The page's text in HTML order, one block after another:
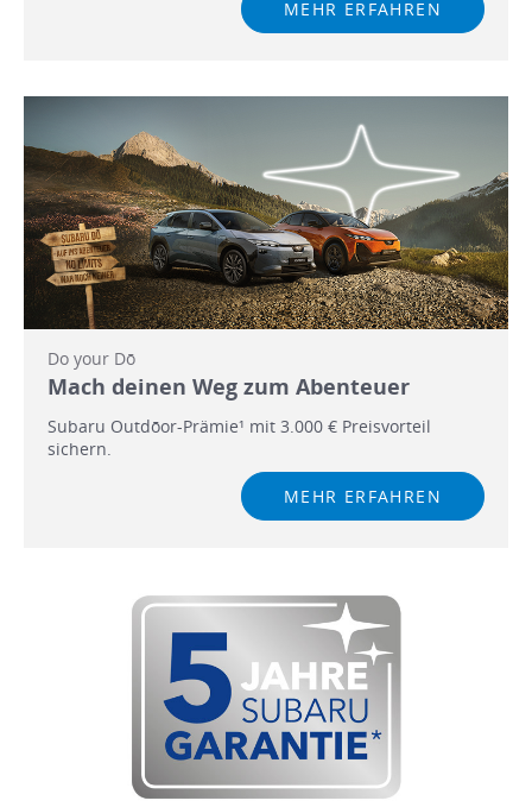
MEHR ERFAHREN
Do your Dō
Mach deinen Weg zum Abenteuer
Subaru Outdōor-Prämie¹ mit 3.000 € Preisvorteil
sichern.
MEHR ERFAHREN